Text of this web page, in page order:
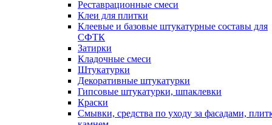
Реставрационные смеси
Клеи для плитки
Клеевые и базовые штукатурные составы для
СФТК
Затирки
Кладочные смеси
Штукатурки
Декоративные штукатурки
Гипсовые штукатурки, шпаклевки
Краски
Смывки, средства по уходу за фасадами,